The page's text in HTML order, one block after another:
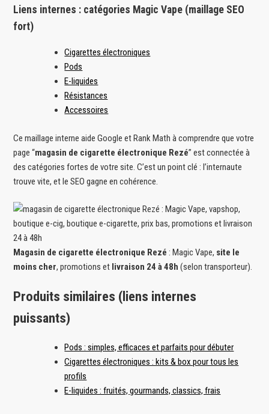
Liens internes : catégories Magic Vape (maillage SEO
fort)
Cigarettes électroniques
Pods
E-liquides
Résistances
Accessoires
Ce maillage interne aide Google et Rank Math à comprendre que votre
page “magasin de cigarette électronique Rezé” est connectée à
des catégories fortes de votre site. C’est un point clé : l’internaute
trouve vite, et le SEO gagne en cohérence.
Magasin de cigarette électronique Rezé : Magic Vape, site le
moins cher, promotions et livraison 24 à 48h (selon transporteur).
Produits similaires (liens internes
puissants)
Pods : simples, efficaces et parfaits pour débuter
Cigarettes électroniques : kits & box pour tous les
profils
E-liquides : fruités, gourmands, classics, frais